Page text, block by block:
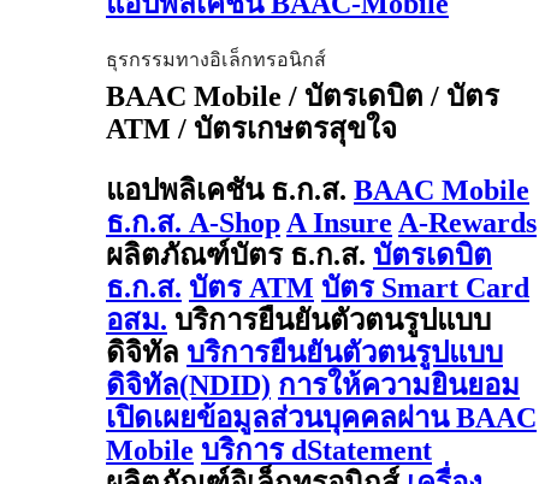
ธุรกรรมทางอิเล็กทรอนิกส์
BAAC Mobile / บัตรเดบิต / บัตร
ATM / บัตรเกษตรสุขใจ
แอปพลิเคชัน ธ.ก.ส. BAAC Mobile
ธ.ก.ส. A-Shop A Insure A-Rewards
ผลิตภัณฑ์บัตร ธ.ก.ส. บัตรเดบิต
ธ.ก.ส. บัตร ATM บัตร Smart Card
อสม. บริการยืนยันตัวตนรูปแบบ
ดิจิทัล บริการยืนยันตัวตนรูปแบบ
ดิจิทัล(NDID) การให้ความยินยอม
เปิดเผยข้อมูลส่วนบุคคลผ่าน BAAC
Mobile บริการ dStatement